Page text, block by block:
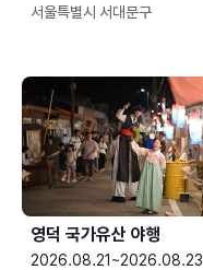
서울특별시 서대문구
영덕 국가유산 야행
2026.08.21~2026.08.23